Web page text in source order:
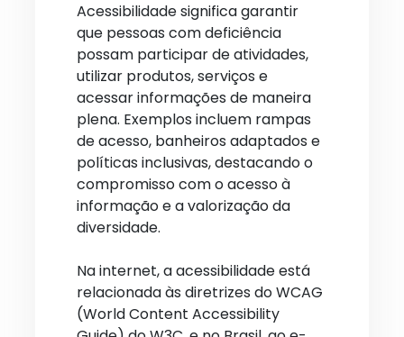
Acessibilidade significa garantir
que pessoas com deficiência
possam participar de atividades,
utilizar produtos, serviços e
acessar informações de maneira
plena. Exemplos incluem rampas
de acesso, banheiros adaptados e
políticas inclusivas, destacando o
compromisso com o acesso à
informação e a valorização da
diversidade.
Na internet, a acessibilidade está
relacionada às diretrizes do WCAG
(World Content Accessibility